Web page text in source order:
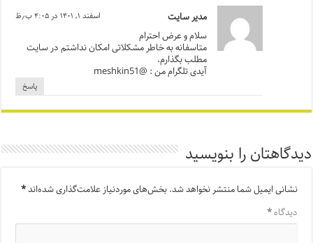
مدیر سایت اسفند ۱, ۱۴۰۱ در ۴:۰۵ ب٫ظ
سلام و عرض احترام
متاسفانه به خاطر مشکلاتی امکان نداشتم در سایت
مطلب بگذارم.
آیدی تلگرام من : @meshkin51
پاسخ
دیدگاهتان را بنویسید
نشانی ایمیل شما منتشر نخواهد شد.بخش‌های موردنیاز علامت‌گذاری شده‌اند*
دیدگاه*